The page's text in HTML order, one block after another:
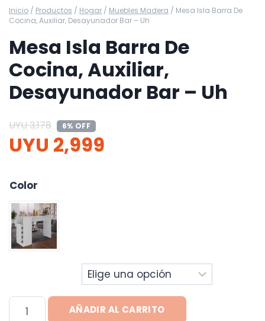
Inicio / Productos / Hogar / Muebles Madera / Mesa Isla Barra De
Cocina, Auxiliar, Desayunador Bar – Uh
Mesa Isla Barra De
Cocina, Auxiliar,
Desayunador Bar – Uh
UYU3,178 6% OFF
UYU 2,999
Color
Mesa
AÑADIR AL CARRITO